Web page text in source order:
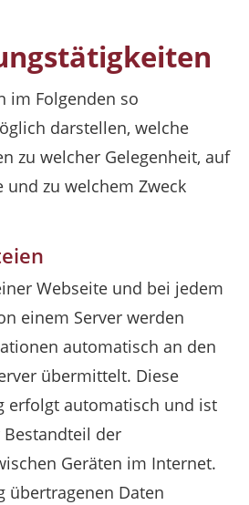
im Folgenden so
darstellen, welche
zu welcher Gelegenheit, auf
und zu welchem Zweck
Webseite und bei jedem
einem Server werden
automatisch an den
übermittelt. Diese
erfolgt automatisch und ist
der
Geräten im Internet.
übertragenen Daten